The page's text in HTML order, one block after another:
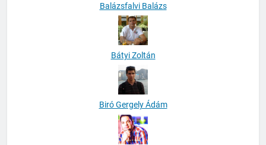
Balázsfalvi Balázs
Bátyi Zoltán
Biró Gergely Ádám